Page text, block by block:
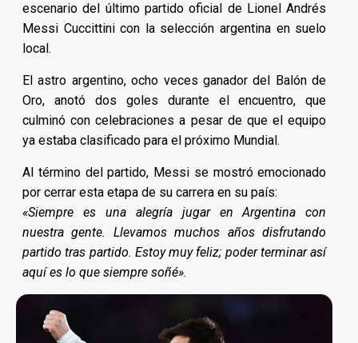
escenario del último partido oficial de Lionel Andrés
Messi Cuccittini con la selección argentina en suelo
local.
El astro argentino, ocho veces ganador del Balón de
Oro, anotó dos goles durante el encuentro, que
culminó con celebraciones a pesar de que el equipo
ya estaba clasificado para el próximo Mundial.
Al término del partido, Messi se mostró emocionado
por cerrar esta etapa de su carrera en su país:
«Siempre es una alegría jugar en Argentina con
nuestra gente. Llevamos muchos años disfrutando
partido tras partido. Estoy muy feliz; poder terminar así
aquí es lo que siempre soñé».